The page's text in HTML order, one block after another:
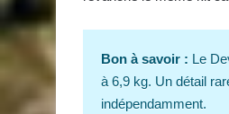
Bon à savoir : Le
à 6,9 kg. Un détail
indépendamment.